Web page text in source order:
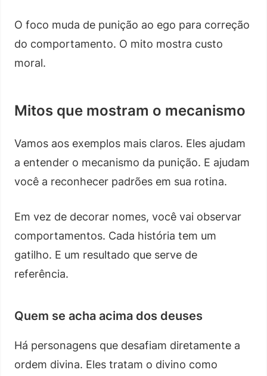
O foco muda de punição ao ego para correção
do comportamento. O mito mostra custo
moral.
Mitos que mostram o mecanismo
Vamos aos exemplos mais claros. Eles ajudam
a entender o mecanismo da punição. E ajudam
você a reconhecer padrões em sua rotina.
Em vez de decorar nomes, você vai observar
comportamentos. Cada história tem um
gatilho. E um resultado que serve de
referência.
Quem se acha acima dos deuses
Há personagens que desafiam diretamente a
ordem divina. Eles tratam o divino como